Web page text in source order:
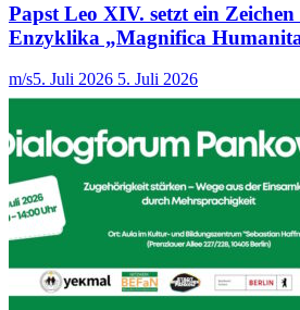
Papst Leo XIV. setzt ein
Enzyklika „Magnifica
m/s5. Juli 2026 5. Juli 2026